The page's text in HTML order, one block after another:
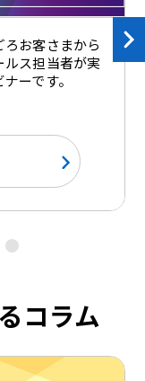
お客さまから
ス担当者が実
ーです。
●
コラム